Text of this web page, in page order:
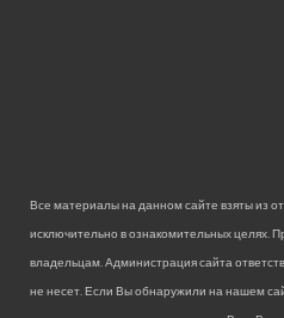
Все материалы на данном сайте взяты из
исключительно в ознакомительных целях.
владельцам. Администрация сайта
не несет. Если Вы обнаружили на нашем